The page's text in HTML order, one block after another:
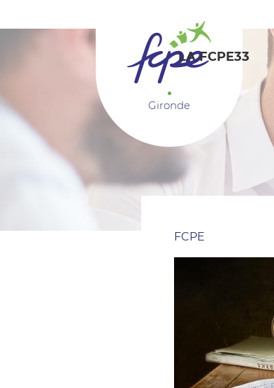
Gironde
LA FCPE33
FCPE